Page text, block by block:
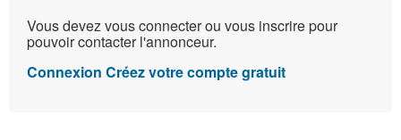
Vous devez vous connecter ou vous inscrire pour
pouvoir contacter l'annonceur.
Connexion Créez votre compte gratuit